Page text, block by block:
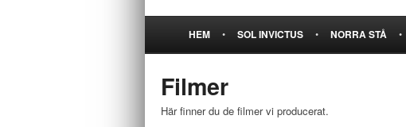
HEM • SOL INVICTUS • NORRA STÅ •
Filmer
Här finner du de filmer vi producerat.